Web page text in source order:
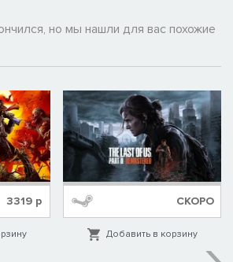
но мы нашли для вас похожие
3319 р СКОРО
Добавить в корзину